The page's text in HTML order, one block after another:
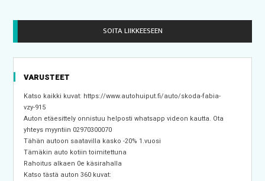
SOITA LIIKKEESEEN
VARUSTEET
Katso kaikki kuvat: https://www.autohuiput.fi/auto/skoda-fabia-
vzy-915
Auton etäesittely onnistuu helposti whatsapp videon kautta. Ota
yhteys myyntiin 02970300070
Tähän autoon saatavilla kasko -20% 1.vuosi
Tämäkin auto kotiin toimitettuna
Rahoitus alkaen 0e käsirahalla
Katso tästä auton 360 kuvat: